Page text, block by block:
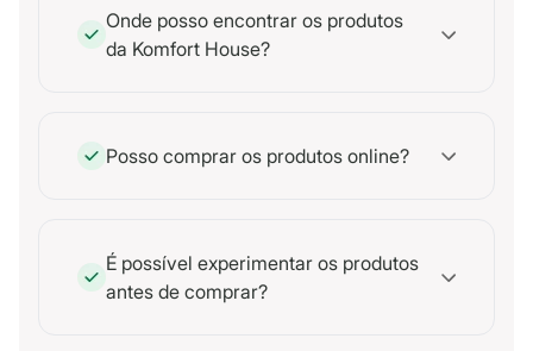
Onde posso encontrar os produtos
da Komfort House?
Posso comprar os produtos online?
É possível experimentar os produtos
antes de comprar?